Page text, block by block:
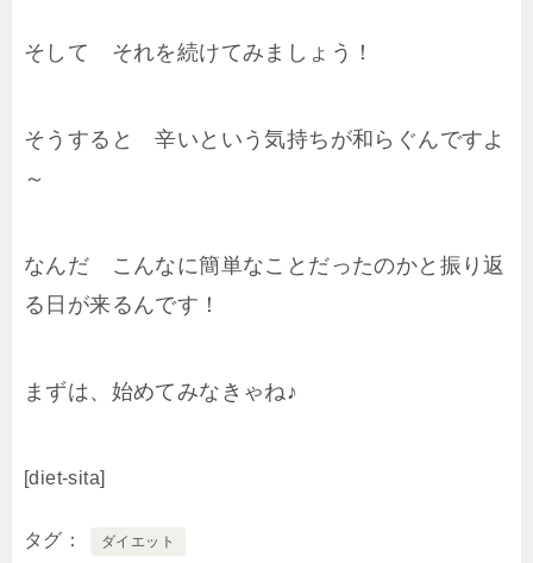
そして それを続けてみましょう！
そうすると 辛いという気持ちが和らぐんですよ
～
なんだ こんなに簡単なことだったのかと振り返
る日が来るんです！
まずは、始めてみなきゃね♪
[diet-sita]
タグ ダイエット